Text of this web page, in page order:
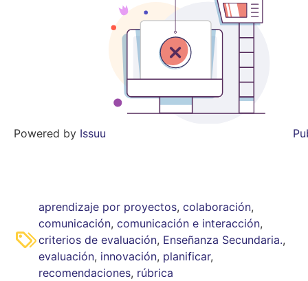
Powered by Issuu
aprendizaje por proyectos, colaboración,
comunicación, comunicación e interacción,
criterios de evaluación, Enseñanza Secundaria.,
evaluación, innovación, planificar,
recomendaciones, rúbrica